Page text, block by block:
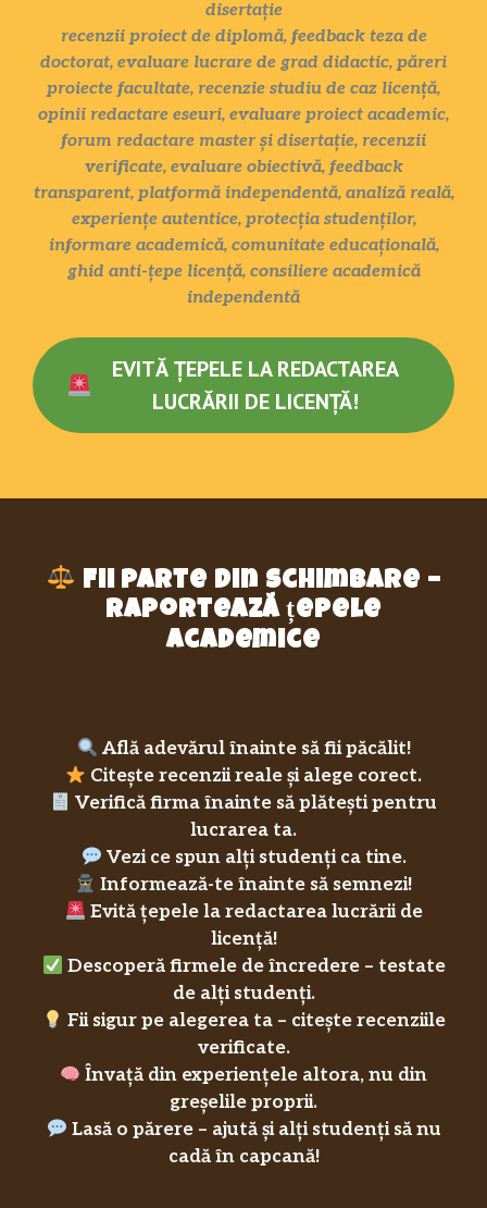
disertație
recenzii proiect de diplomă, feedback teza de
doctorat, evaluare lucrare de grad didactic, păreri
proiecte facultate, recenzie studiu de caz licență,
opinii redactare eseuri, evaluare proiect academic,
forum redactare master și disertație, recenzii
verificate, evaluare obiectivă, feedback
transparent, platformă independentă, analiză reală,
experiențe autentice, protecția studenților,
informare academică, comunitate educațională,
ghid anti-țepe licență, consiliere academică
independentă
EVITĂ ȚEPELE LA REDACTAREA
LUCRĂRII DE LICENȚĂ!
Fii parte din schimbare –
raportează țepele
academice
Află adevărul înainte să fii păcălit!
Citește recenzii reale și alege corect.
Verifică firma înainte să plătești pentru
lucrarea ta.
Vezi ce spun alți studenți ca tine.
Informează-te înainte să semnezi!
Evită țepele la redactarea lucrării de
licență!
Descoperă firmele de încredere – testate
de alți studenți.
Fii sigur pe alegerea ta – citește recenziile
verificate.
Învață din experiențele altora, nu din
greșelile proprii.
Lasă o părere – ajută și alți studenți să nu
cadă în capcană!